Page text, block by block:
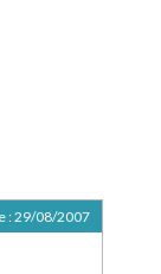
:29/08/2007